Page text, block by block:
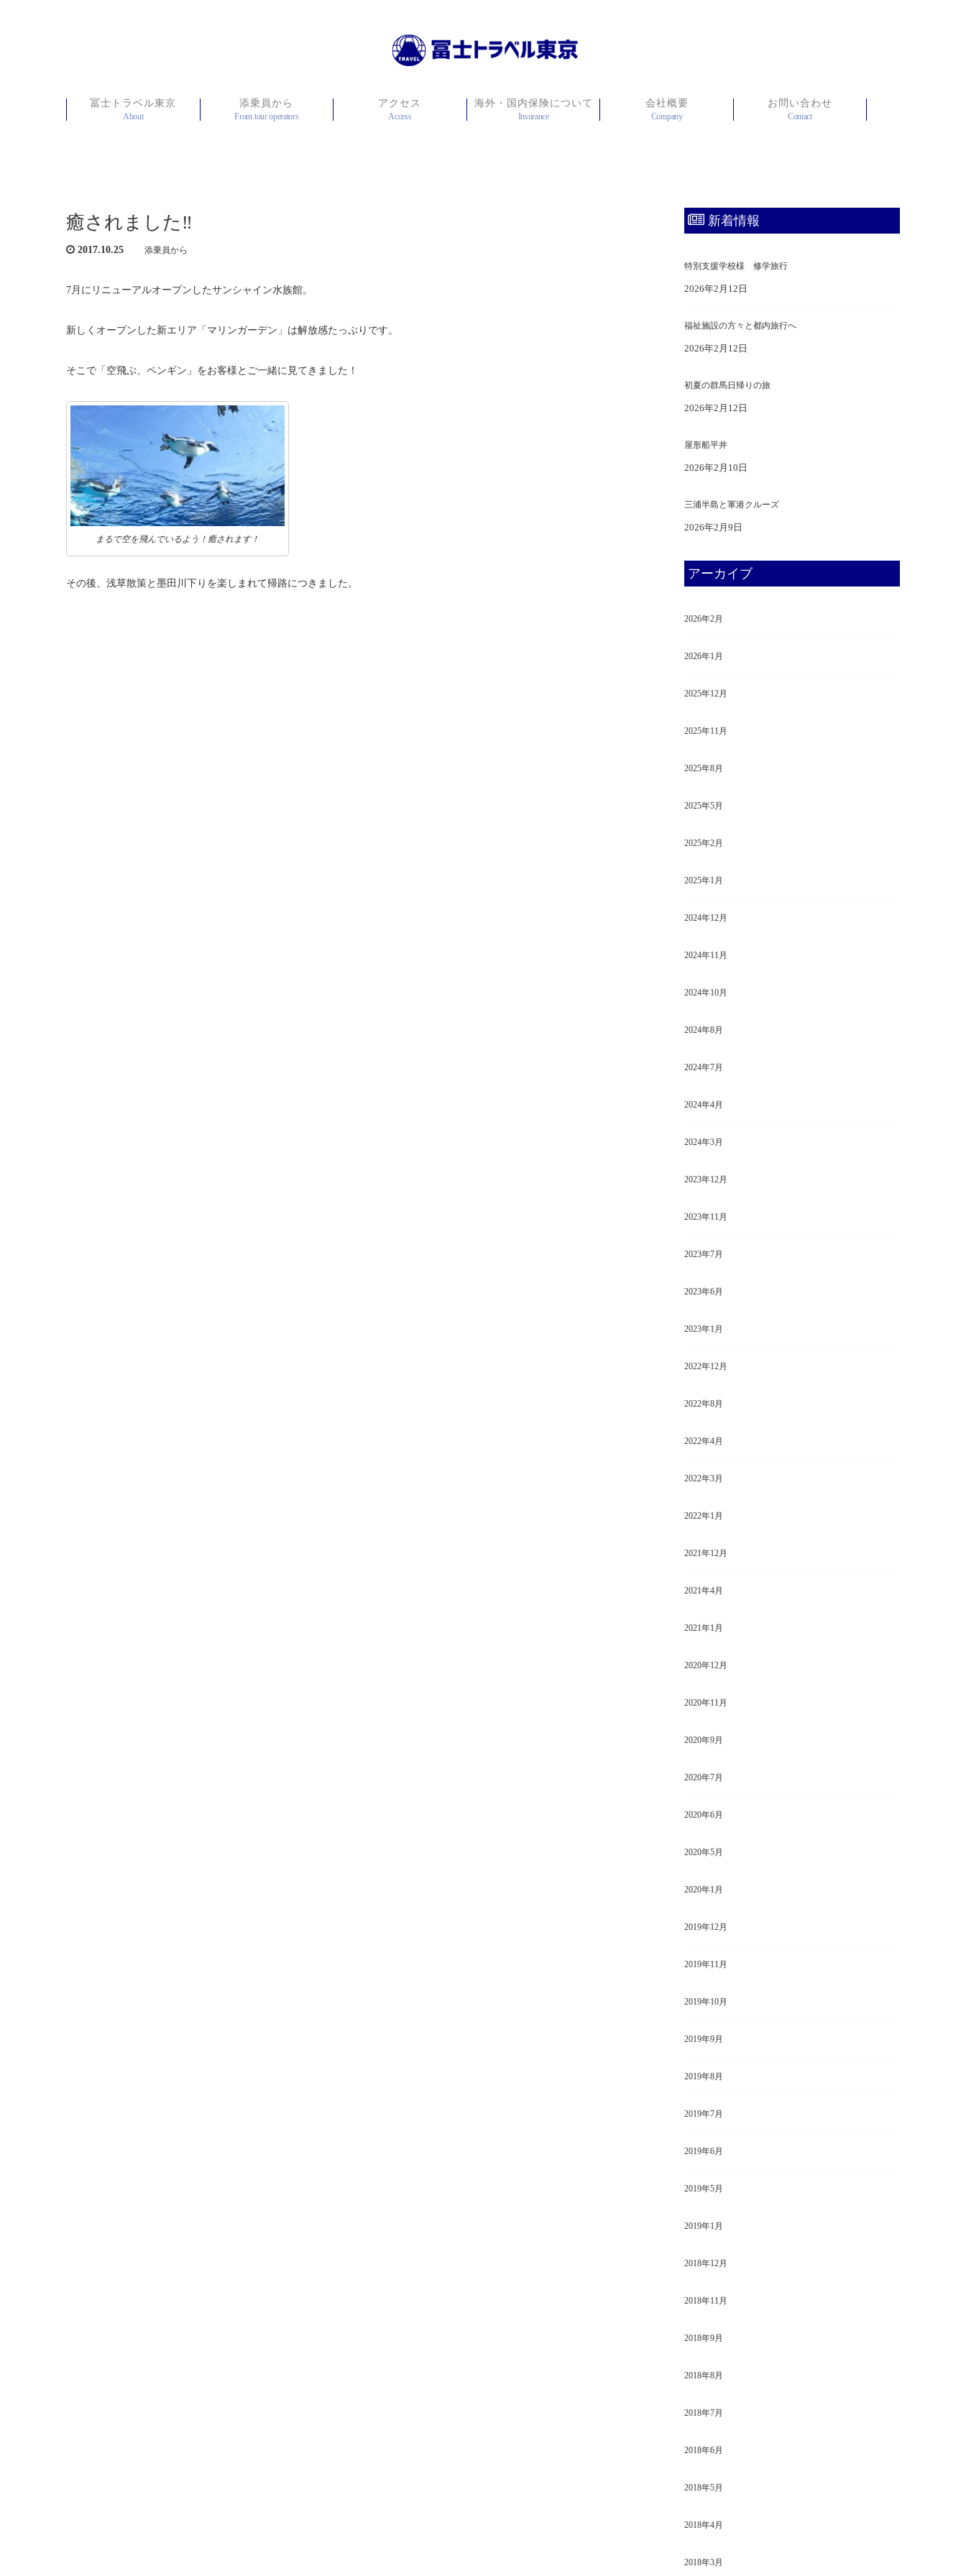
冨士トラベル東京
About
添乗員から
From tour operators
アクセス
Access
海外・国内保険について
Insurance
会社概要
Company
お問い合わせ
Contact
癒されました‼
2017.10.25 添乗員から
7月にリニューアルオープンしたサンシャイン水族館。
新しくオープンした新エリア「マリンガーデン」は解放感たっぷりです。
そこで「空飛ぶ、ペンギン」をお客様とご一緒に見てきました！
まるで空を飛んでいるよう！癒されます！
その後、浅草散策と墨田川下りを楽しまれて帰路につきました。
新着情報
特別支援学校様 修学旅行
2026年2月12日
福祉施設の方々と都内旅行へ
2026年2月12日
初夏の群馬日帰りの旅
2026年2月12日
屋形船平井
2026年2月10日
三浦半島と軍港クルーズ
2026年2月9日
アーカイブ
2026年2月
2026年1月
2025年12月
2025年11月
2025年8月
2025年5月
2025年2月
2025年1月
2024年12月
2024年11月
2024年10月
2024年8月
2024年7月
2024年4月
2024年3月
2023年12月
2023年11月
2023年7月
2023年6月
2023年1月
2022年12月
2022年8月
2022年4月
2022年3月
2022年1月
2021年12月
2021年4月
2021年1月
2020年12月
2020年11月
2020年9月
2020年7月
2020年6月
2020年5月
2020年1月
2019年12月
2019年11月
2019年10月
2019年9月
2019年8月
2019年7月
2019年6月
2019年5月
2019年1月
2018年12月
2018年11月
2018年9月
2018年8月
2018年7月
2018年6月
2018年5月
2018年4月
2018年3月